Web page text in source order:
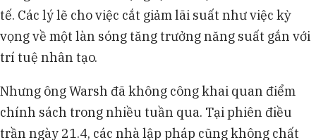
tế. Các lý lẽ cho việc cắt giảm lãi suất như việc kỳ
vọng về một làn sóng tăng trưởng năng suất gắn với
trí tuệ nhân tạo.
Nhưng ông Warsh đã không công khai quan điểm
chính sách trong nhiều tuần qua. Tại phiên điều
trần ngày 21.4, các nhà lập pháp cũng không chất